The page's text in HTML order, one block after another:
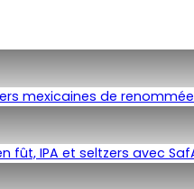
mexicaines de
fût, IPA et seltzers avec